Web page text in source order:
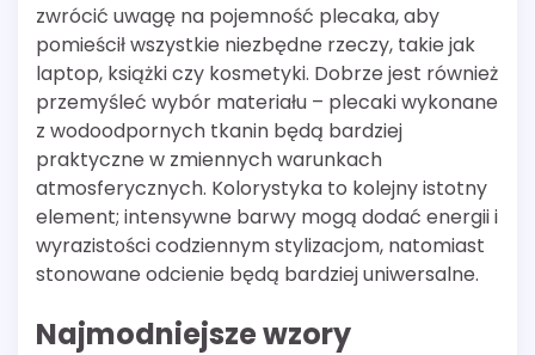
zwrócić uwagę na pojemność plecaka, aby
pomieścił wszystkie niezbędne rzeczy, takie jak
laptop, książki czy kosmetyki. Dobrze jest również
przemyśleć wybór materiału – plecaki wykonane
z wodoodpornych tkanin będą bardziej
praktyczne w zmiennych warunkach
atmosferycznych. Kolorystyka to kolejny istotny
element; intensywne barwy mogą dodać energii i
wyrazistości codziennym stylizacjom, natomiast
stonowane odcienie będą bardziej uniwersalne.
Najmodniejsze wzory